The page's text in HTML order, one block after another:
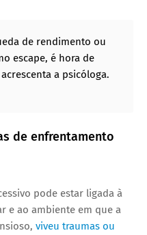
de rendimento ou
escape, é hora de
a psicóloga.
de enfrentamento
pode estar ligada à
e ao ambiente em que a
viveu traumas ou